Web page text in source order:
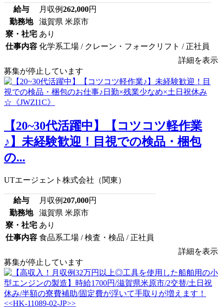
給与 月収例262,000円
勤務地
滋賀県 米原市
寮・社宅 あり
仕事内容 化学系工場 / クレーン・フォークリフト / 正社員
詳細を表示
募集が停止しています
【20~30代活躍中】【コツコツ軽作業
♪】未経験歓迎！目視での検品・梱包
の...
UTエージェント株式会社（関東）
給与 月収例207,000円
勤務地
滋賀県 米原市
寮・社宅 あり
仕事内容 食品系工場 / 検査・検品 / 正社員
詳細を表示
募集が停止しています